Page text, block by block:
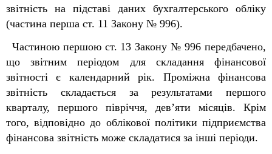
звітність на підставі даних бухгалтерського обліку
(частина перша ст. 11 Закону № 996).
Частиною першою ст. 13 Закону № 996 передбачено,
що звітним періодом для складання фінансової
звітності є календарний рік. Проміжна фінансова
звітність складається за результатами першого
кварталу, першого півріччя, дев’яти місяців. Крім
того, відповідно до облікової політики підприємства
фінансова звітність може складатися за інші періоди.